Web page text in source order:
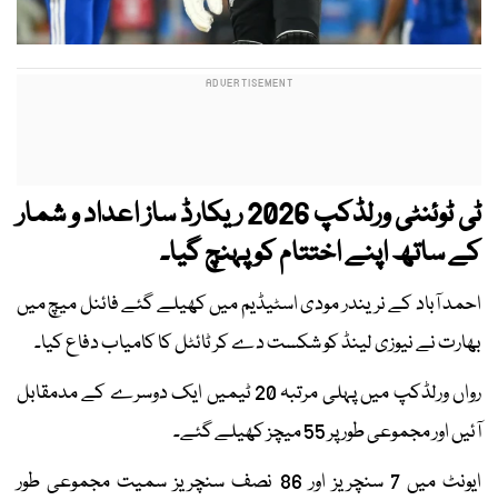
ٹی ٹوئنٹی ورلڈکپ 2026 ریکارڈ ساز اعداد و شمار
کے ساتھ اپنے اختتام کو پہنچ گیا۔
احمد آباد کے نریندر مودی اسٹیڈیم میں کھیلے گئے فائنل میچ میں
بھارت نے نیوزی لینڈ کو شکست دے کر ٹائٹل کا کامیاب دفاع کیا۔
رواں ورلڈکپ میں پہلی مرتبہ 20 ٹیمیں ایک دوسرے کے مدمقابل
آئیں اور مجموعی طور پر 55 میچز کھیلے گئے۔
ایونٹ میں 7 سنچریز اور 86 نصف سنچریز سمیت مجموعی طور